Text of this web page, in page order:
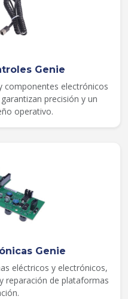
Genie
componentes electrónicos
precisión y un
operativo.
Genie
eléctricos y electrónicos,
reparación de plataformas